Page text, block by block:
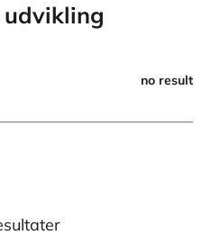
udvikling
no result